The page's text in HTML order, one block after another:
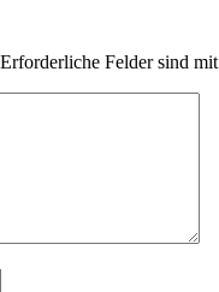
Erforderliche Felder sind mit